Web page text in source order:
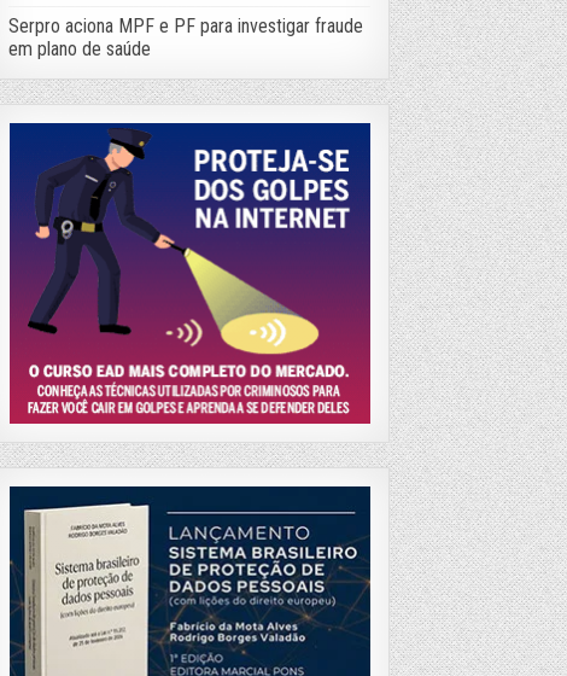
Serpro aciona MPF e PF para investigar fraude
em plano de saúde